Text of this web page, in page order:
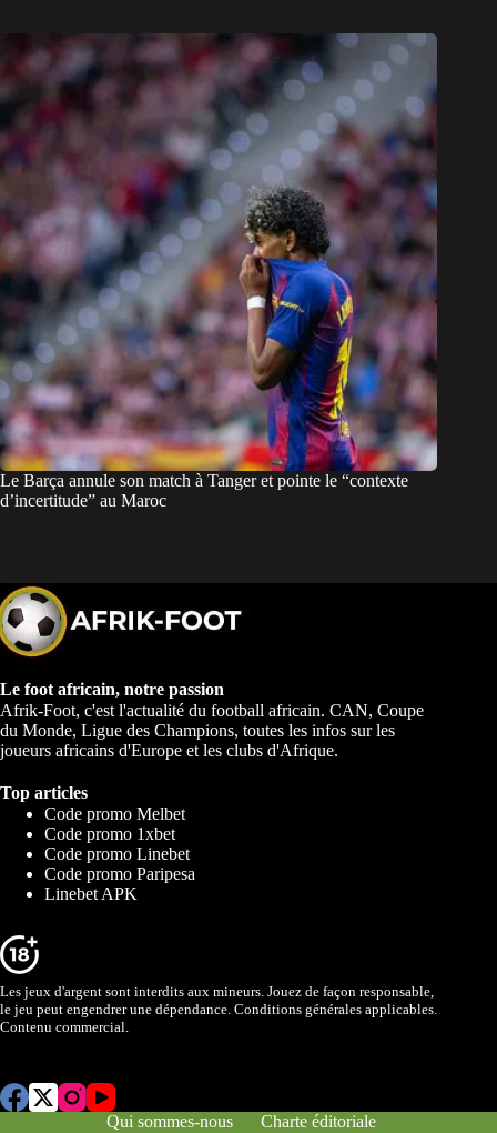
Le Barça annule son match à Tanger et pointe le “contexte
d’incertitude” au Maroc
Le foot africain, notre passion
Afrik-Foot, c'est l'actualité du football africain. CAN, Coupe
du Monde, Ligue des Champions, toutes les infos sur les
joueurs africains d'Europe et les clubs d'Afrique.
Top articles
Code promo Melbet
Code promo 1xbet
Code promo Linebet
Code promo Paripesa
Linebet APK
Les jeux d'argent sont interdits aux mineurs. Jouez de façon responsable,
le jeu peut engendrer une dépendance. Conditions générales applicables.
Contenu commercial.
Qui sommes-nous
Charte éditoriale